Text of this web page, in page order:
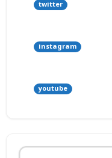
twitter
instagram
youtube